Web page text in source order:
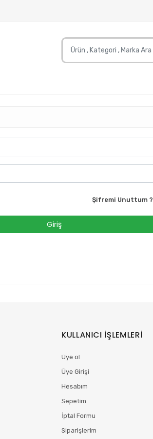
Şifremi Unuttum ?
KULLANICI İŞLEMLERİ
Üye ol
Üye Girişi
Hesabım
Sepetim
İptal Formu
Siparişlerim